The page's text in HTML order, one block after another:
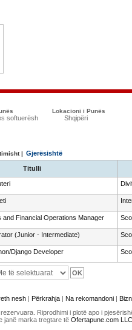
softuerësh
Lokacioni i Punës
Shqipëri
| Gjerësishtë
Titulli
and Financial Operations Manager
(Junior - Intermediate)
Django Developer
nesh | Përkrahja | Na rekomandoni |
Riprodhimi i plotë apo i
janë marka tregtare të Ofertapune.com LLC